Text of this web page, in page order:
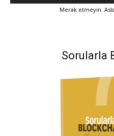
Merak etmeyin.
Sorularla